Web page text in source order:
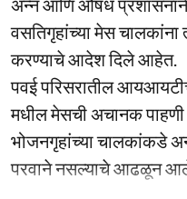
वसतिगृहांच्या मेस
करण्याचे आदेश दिले आहेत.
पवई परिसरातील
मधील मेसची अचानक पाहणी
भोजनगृहांच्या चालकांकडे
परवाने नसल्याचे आढळून आले.